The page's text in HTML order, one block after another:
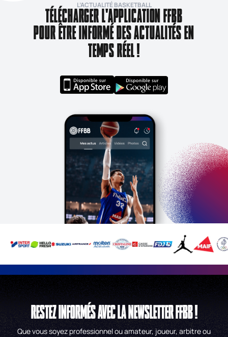
L’ACTUALITÉ BASKETBALL
TÉLÉCHARGER L'APPLICATION FFBB
POUR ÊTRE INFORMÉ DES ACTUALITÉS EN
TEMPS RÉEL !
RESTEZ INFORMÉS AVEC LA NEWSLETTER FFBB !
Que vous soyez professionnel ou amateur, joueur, arbitre ou